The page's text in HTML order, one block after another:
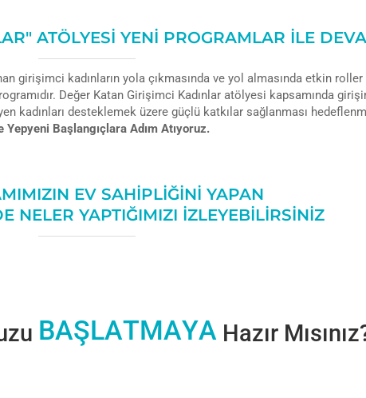
ATÖLYESI YENI PROGRAMLAR ILE
girişimci kadınların yola çıkmasında ve yol almasında etkin
Değer Katan Girişimci Kadınlar atölyesi kapsamında
kadınları desteklemek üzere güçlü katkılar sağlanması
Yepyeni Başlangıçlara Adım Atıyoruz.
EV SAHİPLİĞİNİ YAPAN
NELER YAPTIĞIMIZI İZLEYEBİLİRSİNİZ
BAŞLATMAYAHazır